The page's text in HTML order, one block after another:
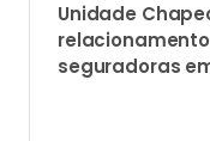
Unidade
seguradoras